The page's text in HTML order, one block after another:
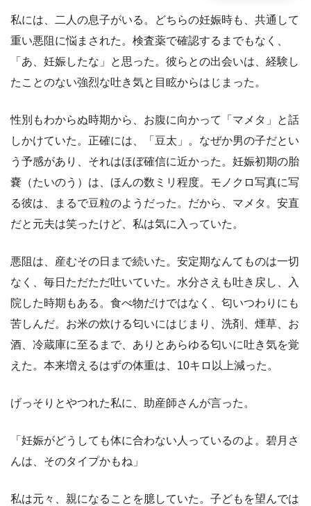
私には、二人の息子がいる。どちらの妊娠時も、共通して
重い悪阻に悩まされた。検査薬で確認するまでもなく、
「あ、妊娠したな」と思った。彼らとの出会いは、経験し
たことのない強烈な吐き気と目眩からはじまった。
性別もわからぬ時期から、お腹に向かって「マメタ」と話
しかけていた。正確には、「豆太」。なぜか男の子だとい
う予感があり、それはほぼ確信に近かった。妊娠初期の胎
嚢（たいのう）は、ほんの数ミリ程度。モノクロ写真に写
る彼は、まるで豆粒のようだった。だから、マメタ。安直
だと元夫は笑ったけど、私は気に入っていた。
悪阻は、産むその日まで続いた。安定期なんてものは一切
なく、毎日ただただ吐いていた。水分さえも吐き戻し、入
院した時期もある。食べ物だけではなく、匂いつわりにも
苦しんだ。お米の炊ける匂いにはじまり、洗剤、煙草、お
酒、冷蔵庫に至るまで、ありとあらゆる匂いに吐き気を覚
えた。本来増えるはずの体重は、10キロ以上減った。
げっそりとやつれた私に、助産師さんが言った。
「妊娠がどうしても体に合わない人っているのよ。碧月さ
んは、そのタイプかもね」
私は元々、親になることを臆していた。子どもを望んでは